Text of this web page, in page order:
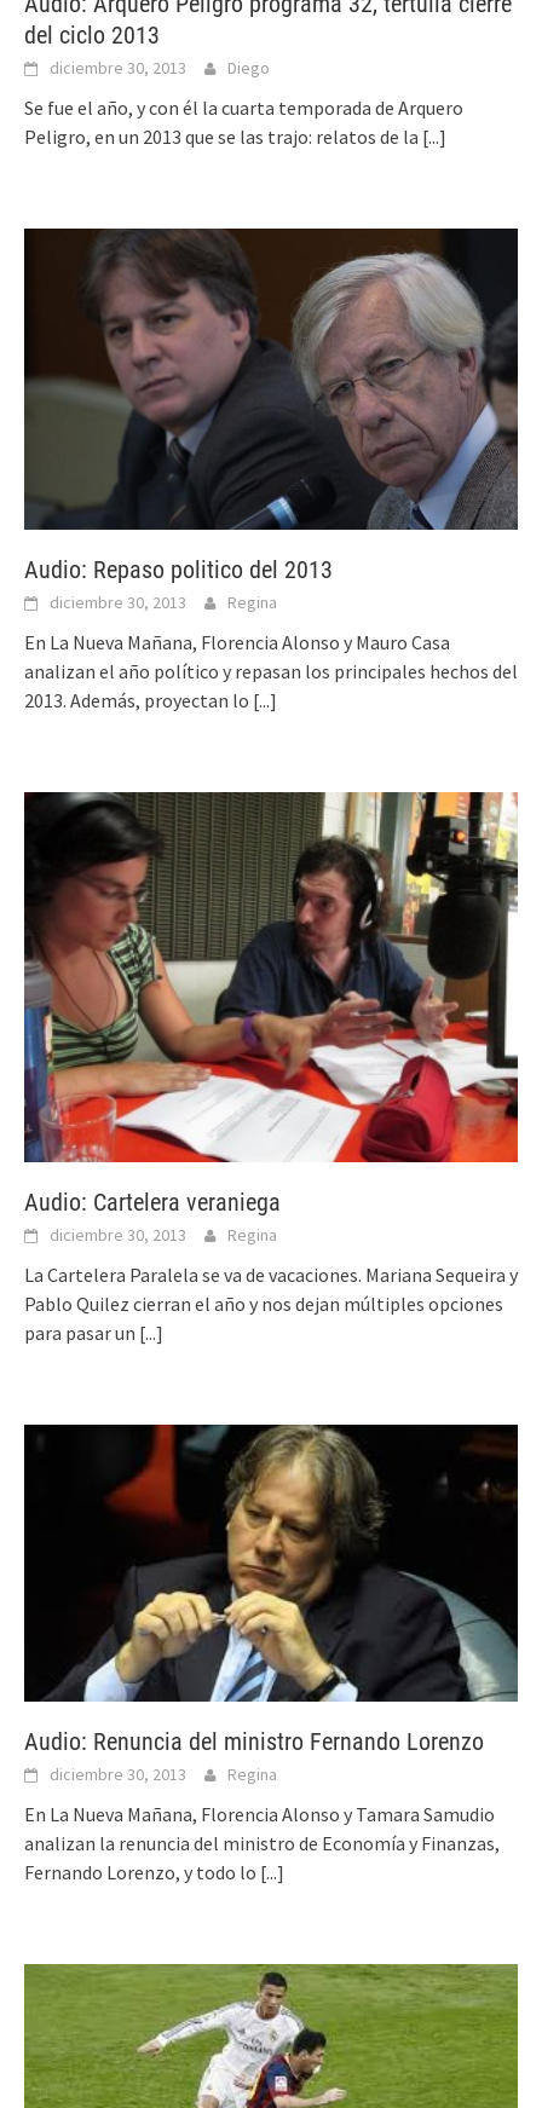
del ciclo 2013
diciembre 30, 2013 Diego
Se fue el año, y con él la cuarta temporada de Arquero
Peligro, en un 2013 que se las trajo: relatos de la [...]
Audio: Repaso politico del 2013
diciembre 30, 2013 Regina
En La Nueva Mañana, Florencia Alonso y Mauro Casa
analizan el año político y repasan los principales hechos del
2013. Además, proyectan lo [...]
Audio: Cartelera veraniega
diciembre 30, 2013 Regina
La Cartelera Paralela se va de vacaciones. Mariana Sequeira y
Pablo Quilez cierran el año y nos dejan múltiples opciones
para pasar un [...]
Audio: Renuncia del ministro Fernando Lorenzo
diciembre 30, 2013 Regina
En La Nueva Mañana, Florencia Alonso y Tamara Samudio
analizan la renuncia del ministro de Economía y Finanzas,
Fernando Lorenzo, y todo lo [...]